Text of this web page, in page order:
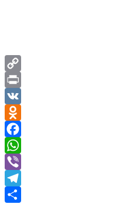
Copy
Link
Print
VK
Odnoklassniki
Facebook
WhatsApp
Viber
Telegram